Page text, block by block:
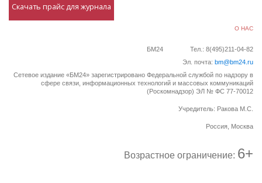
Скачать прайс для журнала
О НАС
БМ24
Тел.: 8(495)211-04-82
Эл. почта: bm@bm24.ru
Сетевое издание «БМ24» зарегистрировано Федеральной службой по надзору в
сфере связи, информационных технологий и массовых коммуникаций
(Роскомнадзор) ЭЛ № ФС 77-70012
Учредитель: Ракова М.С.
Россия, Москва
Возрастное ограничение: 6+